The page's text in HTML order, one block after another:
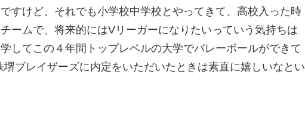
すけど、それでも小学校中学校とやってきて、高校入った時
ームで、将来的にはVリーガーになりたいっていう気持ちは
してこの４年間トップレベルの大学でバレーボールができて
ブレイザーズに内定をいただいたときは素直に嬉しいなとい